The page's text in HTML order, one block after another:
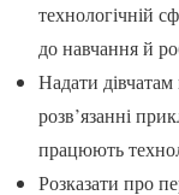
технологічній
до навчання й
Надати
розв’язанні
працюють
Розказати про